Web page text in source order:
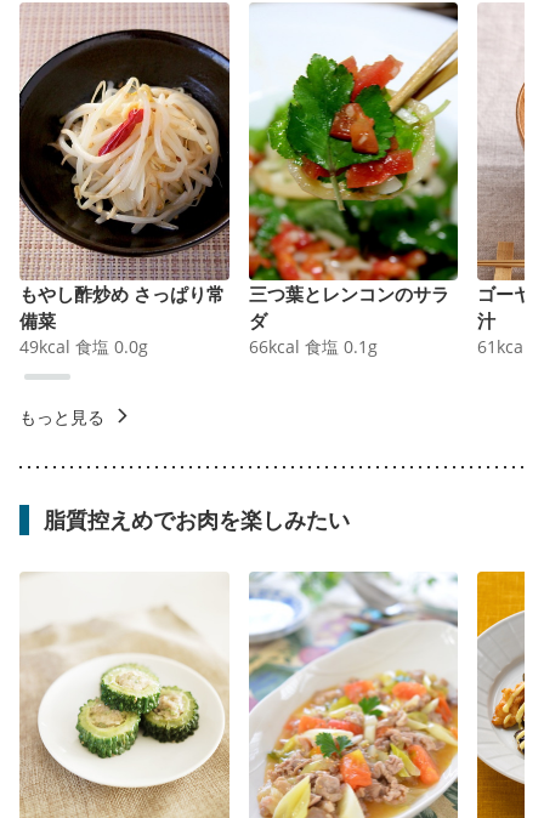
もやし酢炒め さっぱり常
備菜
49kcal 食塩 0.0g
三つ葉とレンコンのサラ
ダ
66kcal 食塩 0.1 g
ゴーヤ
汁
61 kcal
もっと見る
脂質控えめでお肉を楽しみたい